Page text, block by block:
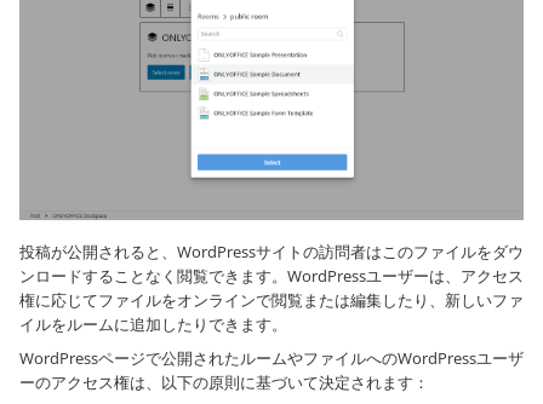
投稿が公開されると、WordPressサイトの訪問者はこのファイルをダウ
ンロードすることなく閲覧できます。WordPressユーザーは、アクセス
権に応じてファイルをオンラインで閲覧または編集したり、新しいファ
イルをルームに追加したりできます。
WordPressページで公開されたルームやファイルへのWordPressユーザ
ーのアクセス権は、以下の原則に基づいて決定されます：